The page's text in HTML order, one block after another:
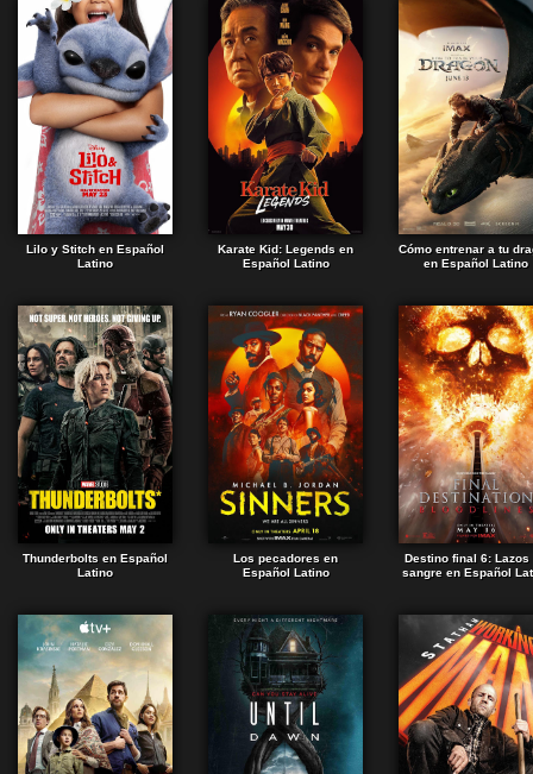
Lilo y Stitch en Español
Latino
Karate Kid: Legends en
Español Latino
Cómo entrenar a tu
en Español Latino
Thunderbolts en Español
Latino
Los pecadores en
Español Latino
Destino final 6: Lazos
sangre en Español